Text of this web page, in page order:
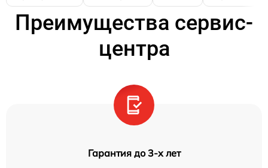
Преимущества сервис-
центра
Гарантия до 3-х лет